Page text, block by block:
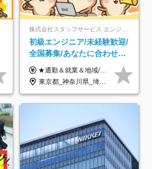
初級エンジニア/未経験歓迎/
全国募集/あなたに合わせた
オリジナル研修をご用
意/AI・IoT/残業平均8時間
★通勤＆就業＆地域/住宅＆役職手当あり ★残業代は全額支給 ★選べる給与制度あり！ ■東京・神奈川・千葉・埼玉勤務の場合 月給24.5万円～55万円＋諸手当 （残業代は全額支給） (20,000円の地域/住宅手当込み) ■愛知・京都・大阪・兵庫勤務の場合 月給24万円以上＋諸手当 （残業代は全額支給） (15,000円の地域/住宅手当込み) ■茨城・栃木・群馬・静岡・三重・滋賀・広島・福岡勤務の場合 月給23.5万円以上＋諸手当 （残業代は全額支給） (10,000円の地域/住宅手当込み) ■北海道・宮城・山梨・長野・岐阜・奈良・和歌山・岡山勤務の場合 月給23万円以上＋諸手当 （残業代は全額支給） (5,000円の地域/住宅手当込み) ■その他のエリア勤務の場合 月給22.5万円以上＋諸手当 （残業代は全額支給） ※経験や能力を考慮し、当社規定により優遇します 【昇給：年一回実施】 【選べる給与制度】 ★収入を重視する方に… 「変動型人事制度」の選択も可能（派遣先からの評価に応じて収入アップ！） ※年2回のタイミングで希望者と面談の上決定します。
東京都_神奈川県_埼玉県_千葉県_大阪府_愛知県_北海道_岩手県_宮城県_山形県_福島県_茨城県_栃木県_群馬県_山梨県_長野県_富山県_石川県_静岡県_岐阜県_三重県_兵庫県_京都府_滋賀県_奈良県_広島県_岡山県_山口県_愛媛県_福岡県_熊本県_長崎県